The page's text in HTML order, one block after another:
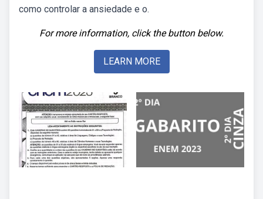
como controlar a ansiedade e o.
For more information, click the button below.
LEARN MORE